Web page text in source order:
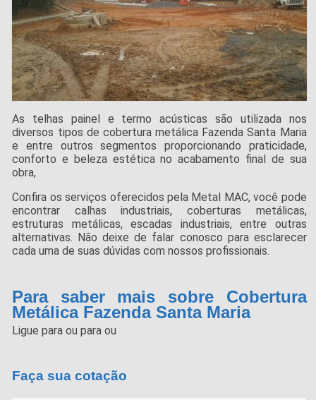
As telhas painel e termo acústicas são utilizada nos
diversos tipos de cobertura metálica Fazenda Santa Maria
e entre outros segmentos proporcionando praticidade,
conforto e beleza estética no acabamento final de sua
obra,
Confira os serviços oferecidos pela Metal MAC, você pode
encontrar calhas industriais, coberturas metálicas,
estruturas metálicas, escadas industriais, entre outras
alternativas. Não deixe de falar conosco para esclarecer
cada uma de suas dúvidas com nossos profissionais.
Para saber mais sobre Cobertura
Metálica Fazenda Santa Maria
Ligue paraou paraou
Faça sua cotação